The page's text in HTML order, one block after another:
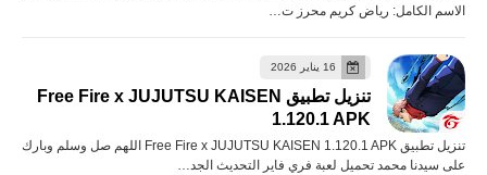
الاسم الكامل: رياض كريم محرز ت…
16 يناير 2026
تنزيل تطبيق Free Fire x JUJUTSU KAISEN
1.120.1 APK
تنزيل تطبيق Free Fire x JUJUTSU KAISEN 1.120.1 APK اللهم صل وسلم وبارك
على سيدنا محمد تحميل لعبة فري فاير التحديث الجد…